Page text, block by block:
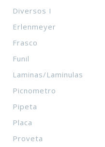
Diversos I
Erlenmeyer
Frasco
Funil
Laminas/Laminulas
Picnometro
Pipeta
Placa
Proveta